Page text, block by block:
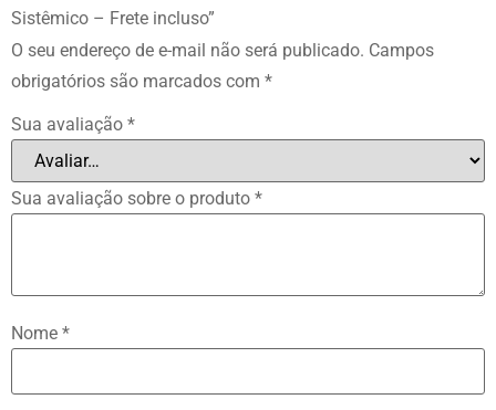
Sistêmico – Frete incluso”
O seu endereço de e-mail não será publicado. Campos
obrigatórios são marcados com *
Sua avaliação *
Sua avaliação sobre o produto *
Nome *